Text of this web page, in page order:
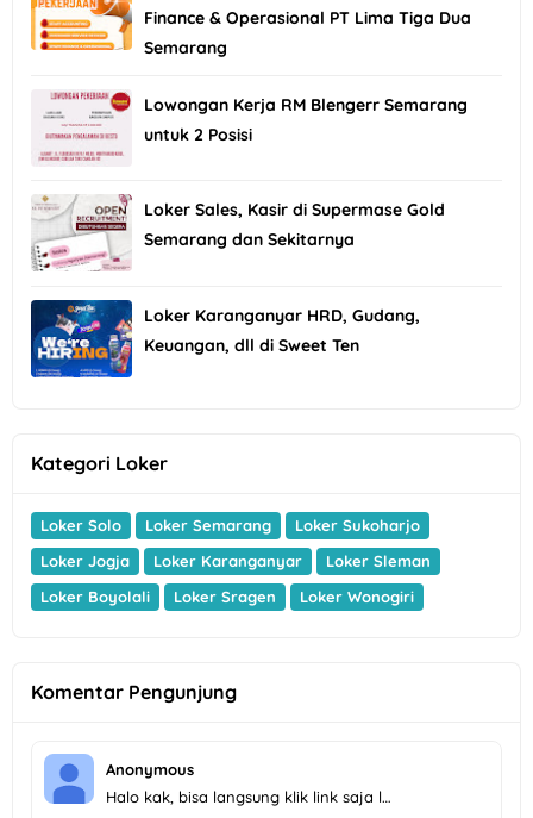
Finance & Operasional PT Lima Tiga Dua
Semarang
Lowongan Kerja RM Blengerr Semarang
untuk 2 Posisi
Loker Sales, Kasir di Supermase Gold
Semarang dan Sekitarnya
Loker Karanganyar HRD, Gudang,
Keuangan, dll di Sweet Ten
Kategori Loker
Loker Solo Loker Semarang
Loker Sukoharjo
Loker Jogja
Loker Karanganyar
Loker Sleman
Loker Boyolali
Loker Sragen Loker Wonogiri
Komentar Pengunjung
Anonymous
Halo kak, bisa langsung klik link saja l…